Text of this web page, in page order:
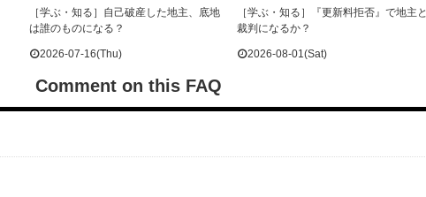
［学ぶ・知る］自己破産した地主、底地
は誰のものになる？
2026-07-16(Thu)
［学ぶ・知る］『更新料拒否』で地主と
裁判になるか？
2026-08-01(Sat)
Comment on this FAQ